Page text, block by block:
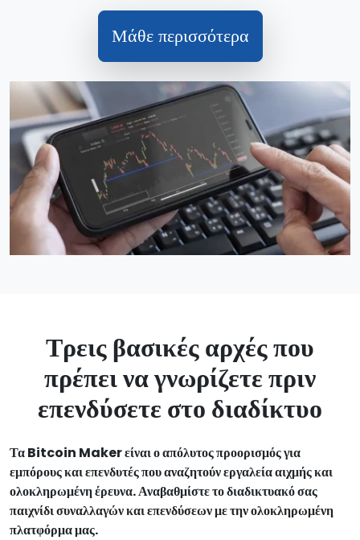
Μάθε περισσότερα
Τρεις βασικές αρχές που
πρέπει να γνωρίζετε πριν
επενδύσετε στο διαδίκτυο
Τα Bitcoin Maker είναι ο απόλυτος προορισμός για
εμπόρους και επενδυτές που αναζητούν εργαλεία αιχμής και
ολοκληρωμένη έρευνα. Αναβαθμίστε το διαδικτυακό σας
παιχνίδι συναλλαγών και επενδύσεων με την ολοκληρωμένη
πλατφόρμα μας.